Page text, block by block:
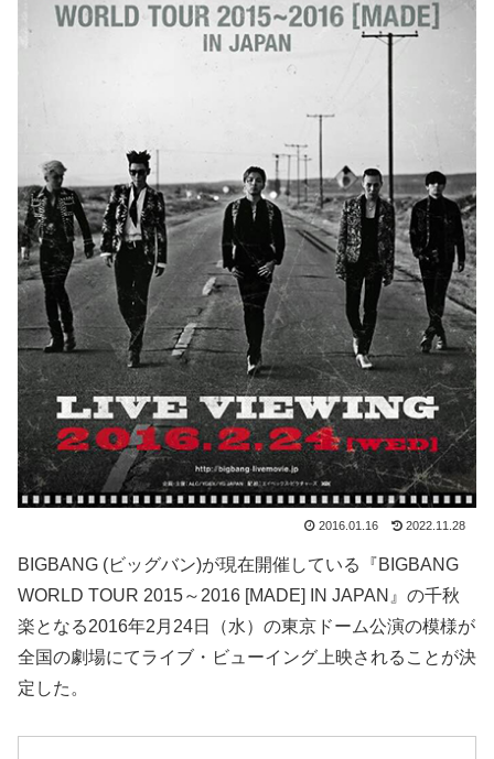
2016.01.16 2022.11.28
BIGBANG (ビッグバン)が現在開催している『BIGBANG
WORLD TOUR 2015～2016 [MADE] IN JAPAN』の千秋
楽となる2016年2月24日（水）の東京ドーム公演の模様が
全国の劇場にてライブ・ビューイング上映されることが決
定した。